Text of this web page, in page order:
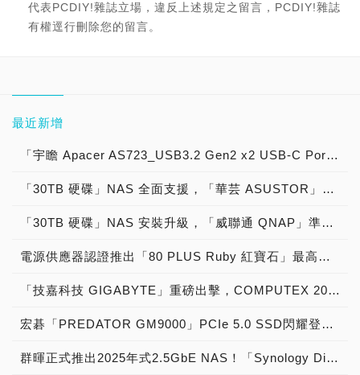
代表PCDIY!雜誌立場，違反上述規定之留言，PCDIY!雜誌
有權逕行刪除您的留言。
最近新增
「宇瞻 Apacer AS723_USB3.2 Gen2 x2 USB-C Portable SSD 2TB」實測開箱，「影像職人專屬」軍規級「防撞、抗震、耐摔、耐壓」USB 3.2 Gen 2x2外接式固態硬碟！
「30TB 硬碟」NAS 全面支援，「華芸 ASUSTOR」準備好了！
「30TB 硬碟」NAS 安裝升級，「威聯通 QNAP」準備好了！
電源供應器認證推出「80 PLUS Ruby 紅寶石」最高等級規格，轉換效率最高達到「96.5％」超越「Titanium 鈦金」級水準！
「技嘉科技 GIGABYTE」重磅出擊，COMPUTEX 2025以「LEADING EDGE」為主題，發表會展示全方位AI解決方案！
宏碁「PREDATOR GM9000」PCIe 5.0 SSD閃耀登場，採用「高速顛峰效能，14GB/s極限狂飆，台灣慧榮主控，台積代工製造，新六奈米製程，第四代新產品，功耗降低50％，單面打件設計，功耗不到七瓦」獲原價屋店長肯定推薦「PC DIY電腦組裝神兵利器」晉升PCIe 5.0 SSD強者價格：4,580元起！
群暉正式推出2025年式2.5GbE NAS！「Synology DiskStation新一代DS225+、DS425+、DS625slim、DS725+、DS925+、DS1525+、DS1825+、DS1825xs+與RackStation RS2825RP+」強勢來襲，全面啟動「Synology 儲存系統硬碟相容性政策」，並邀請硬碟業者參與「AVL相容性清單硬碟認證計畫」